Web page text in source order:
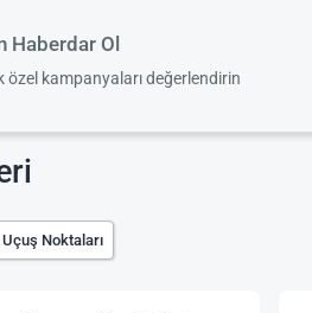
Haberdar Ol
özel kampanyaları değerlendirin
Noktaları